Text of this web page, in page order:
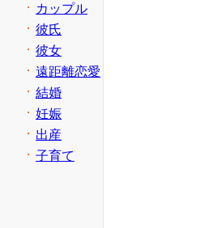
カップル
彼氏
彼女
遠距離恋愛
結婚
妊娠
出産
子育て